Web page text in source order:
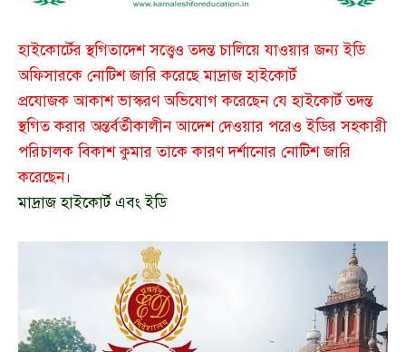
হাইকোর্টের স্থগিতাদেশ সত্ত্বেও তদন্ত চালিয়ে যাওয়ার জন্য ইডি
অফিসারকে নোটিশ জারি করেছে মাদ্রাজ হাইকোর্ট
প্রযোজক আকাশ ভাস্করণ অভিযোগ করেছেন যে হাইকোর্ট তদন্ত
স্থগিত করার অন্তর্বর্তীকালীন আদেশ দেওয়ার পরেও ইডির সহকারী
পরিচালক বিকাশ কুমার তাকে কারণ দর্শানোর নোটিশ জারি
করেছেন।
মাদ্রাজ হাইকোর্ট এবং ইডি